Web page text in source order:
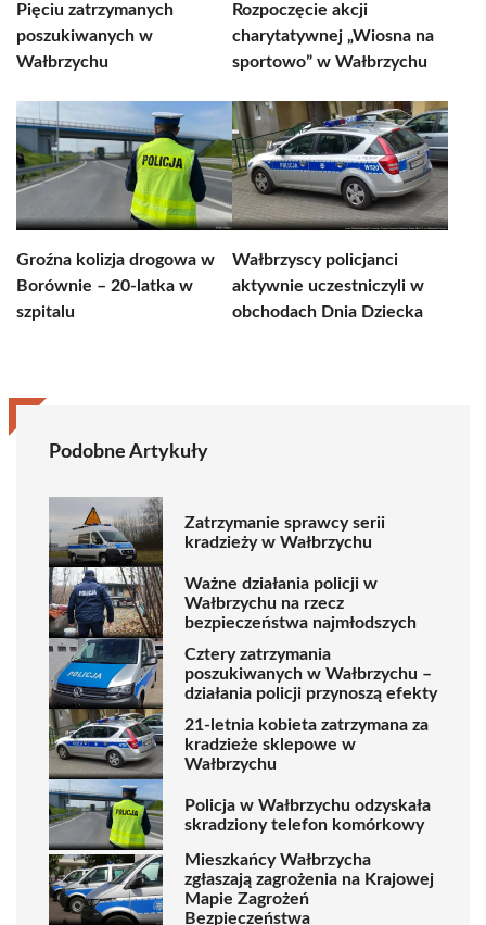
Pięciu zatrzymanych
poszukiwanych w
Wałbrzychu
Rozpoczęcie akcji
charytatywnej „Wiosna na
sportowo” w Wałbrzychu
Groźna kolizja drogowa w
Borównie – 20-latka w
szpitalu
Wałbrzyscy policjanci
aktywnie uczestniczyli w
obchodach Dnia Dziecka
Podobne Artykuły
Zatrzymanie sprawcy serii
kradzieży w Wałbrzychu
Ważne działania policji w
Wałbrzychu na rzecz
bezpieczeństwa najmłodszych
Cztery zatrzymania
poszukiwanych w Wałbrzychu –
działania policji przynoszą efekty
21-letnia kobieta zatrzymana za
kradzieże sklepowe w
Wałbrzychu
Policja w Wałbrzychu odzyskała
skradziony telefon komórkowy
Mieszkańcy Wałbrzycha
zgłaszają zagrożenia na Krajowej
Mapie Zagrożeń
Bezpieczeństwa